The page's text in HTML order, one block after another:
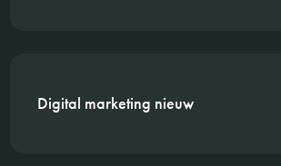
Digital marketing nieuw